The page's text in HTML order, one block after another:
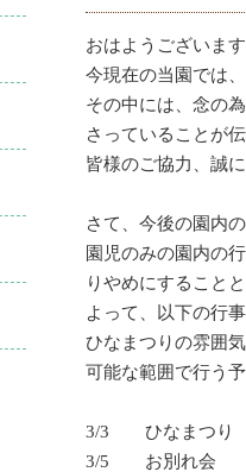
おはようございます
今現在の当園では
その中には、念の
さっていることが
皆様のご協力、誠
さて、今後の園内
園児のみの園内の
りやめにすること
よって、以下の行
ひなまつりの雰囲
可能な範囲で行う予
3/3 ひなまつり
3/5 お別れ会